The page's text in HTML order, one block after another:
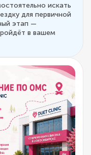
искать
для первичной
этап —
в вашем